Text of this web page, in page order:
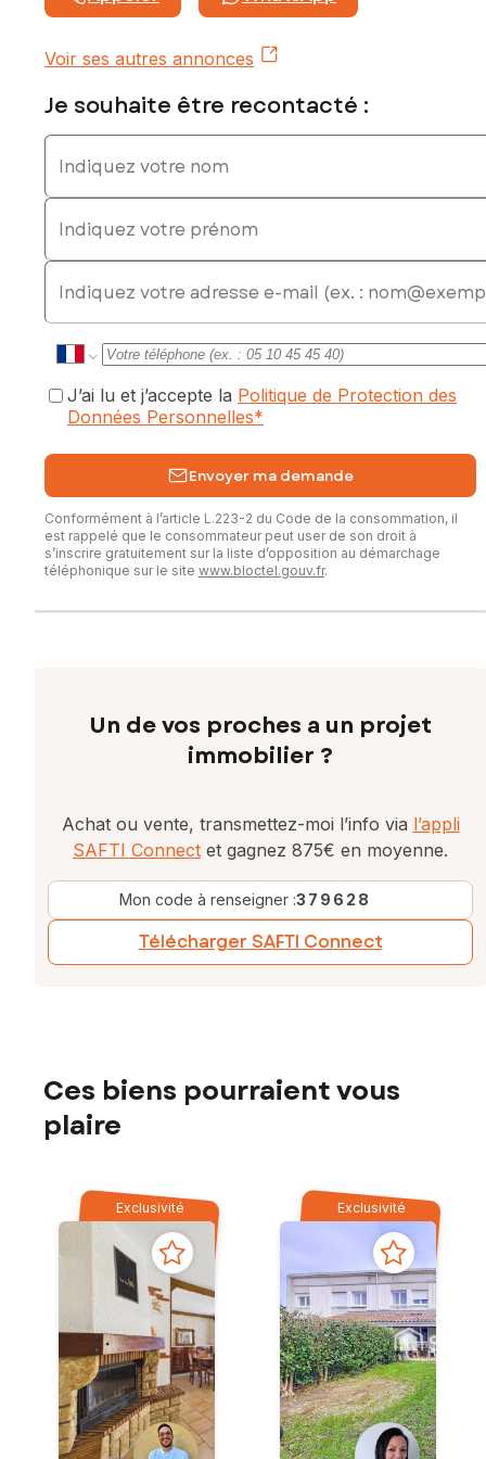
Prix de vente : 265 000 €
Contactez votre conseiller SAFTI : Stéphanie LAGORIO, Tél. :
0782500506, E-mail : stephanie.lagorio@safti.fr - EI - Agent
commercial immatriculé au RSAC de TOULOUSE sous le
numéro 814 537 072
Voir ses autres annonces
Je souhaite être recontacté :
Indiquez votre nom
Indiquez votre prénom
E-mail
J’ai lu et j’accepte la Politique de Protection des
Données Personnelles*
Envoyer ma demande
Conformément à l’article L.223-2 du Code de la consommation, il
est rappelé que le consommateur peut user de son droit à
s’inscrire gratuitement sur la liste d’opposition au démarchage
téléphonique sur le site www.bloctel.gouv.fr.
Un de vos proches a un projet
immobilier ?
Achat ou vente, transmettez-moi l’info via l’appli
SAFTI Connect et gagnez 875€ en moyenne.
Mon code à renseigner :379628
Télécharger SAFTI Connect
Ces biens pourraient vous
plaire
Exclusivité Exclusivité